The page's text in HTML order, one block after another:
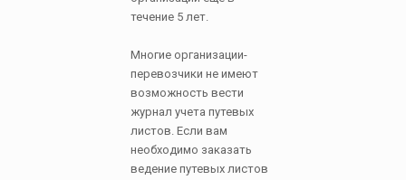
течение 5 лет.
Многие организации-
перевозчики не имеют
возможность вести
журнал учета путевых
листов. Если вам
необходимо заказать
ведение путевых листов